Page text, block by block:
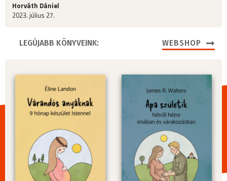
Horváth Dániel
2023. július 27.
LEGÚJABB KÖNYVEINK: WEBSHOP